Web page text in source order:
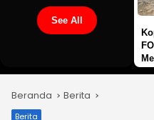
See All
Beranda Berita
Berita